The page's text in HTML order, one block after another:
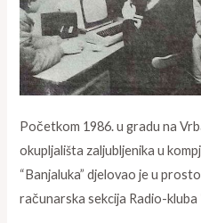
Početkom 1986. u gradu na
okupljališta zaljubljenika u
“Banjaluka” djelovao je u
računarska sekcija Radio-kluba
kluba
sa
tri
kompjutera